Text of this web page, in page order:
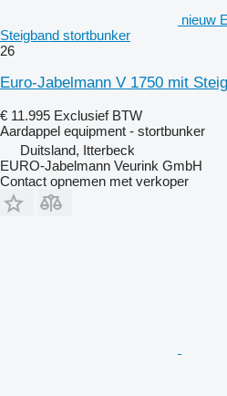
nieuw
Steigband stortbunker
26
Euro-Jabelmann V 1750 mit
€ 11.995 Exclusief BTW
Aardappel equipment - stortbunker
Duitsland, Itterbeck
EURO-Jabelmann Veurink GmbH
Contact opnemen met verkoper